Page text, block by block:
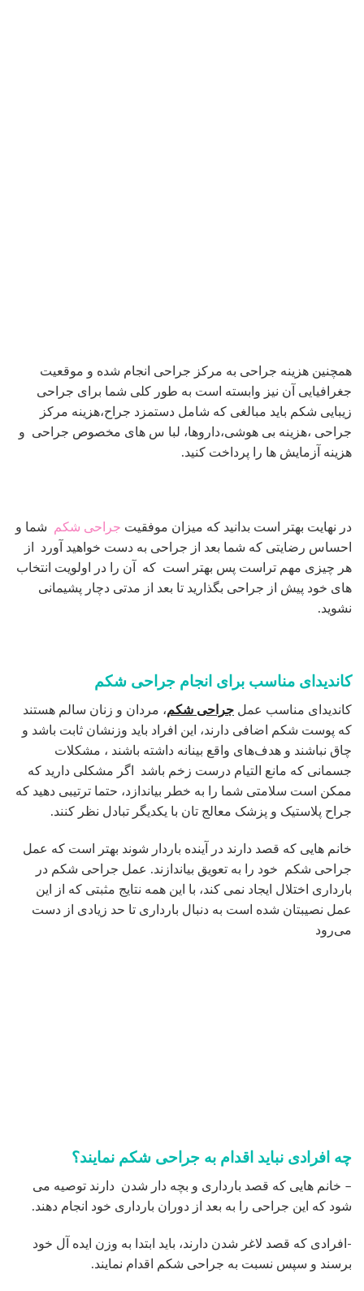
همچنین هزینه جراحی به مرکز جراحی انجام شده و موقعیت
جغرافیایی آن نیز وابسته است به طور کلی شما برای جراحی
زیبایی شکم باید مبالغی که شامل دستمزد جراح،هزینه مرکز
جراحی ،هزینه بی هوشی،داروها، لبا س های مخصوص جراحی و
هزینه آزمایش ها را پرداخت کنید.
در نهایت بهتر است بدانید که میزان موفقیت جراحی شکم
شما و
احساس رضایتی که شما بعد از جراحی به دست خواهید آورد از
هر چیزی مهم تراست پس بهتر است که آن را در اولویت انتخاب
های خود پیش از جراحی بگذارید تا بعد از مدتی دچار پشیمانی
نشوید.
کاندیدای مناسب برای انجام جراحی شکم
کاندیدای مناسب عمل جراحی شکم، مردان و زنان سالم هستند
که پوست شکم اضافی دارند، این افراد باید وزنشان ثابت باشد و
چاق نباشند و هدف‌های واقع بینانه داشته باشند ، مشکلات
جسمانی که مانع التیام درست زخم باشد اگر مشکلی دارید که
ممکن است سلامتی شما را به خطر بیاندازد، حتما ترتیبی دهید که
جراح پلاستیک و پزشک معالج تان با یکدیگر تبادل نظر کنند.
خانم هایی که قصد دارند در آینده باردار شوند بهتر است که عمل
جراحی شکم خود را به تعویق بیاندازند. عمل جراحی شکم در
بارداری اختلال ایجاد نمی کند، با این همه نتایج مثبتی که از این
عمل نصیبتان شده است به دنبال بارداری تا حد زیادی از دست
می‌رود
چه افرادی نباید اقدام به جراحی شکم نمایند؟
– خانم هایی که قصد بارداری و بچه دار شدن دارند توصیه می
شود که این جراحی را به بعد از دوران بارداری خود انجام دهند.
-افرادی که قصد لاغر شدن دارند، باید ابتدا به وزن ایده آل خود
برسند و سپس نسبت به جراحی شکم اقدام نمایند.